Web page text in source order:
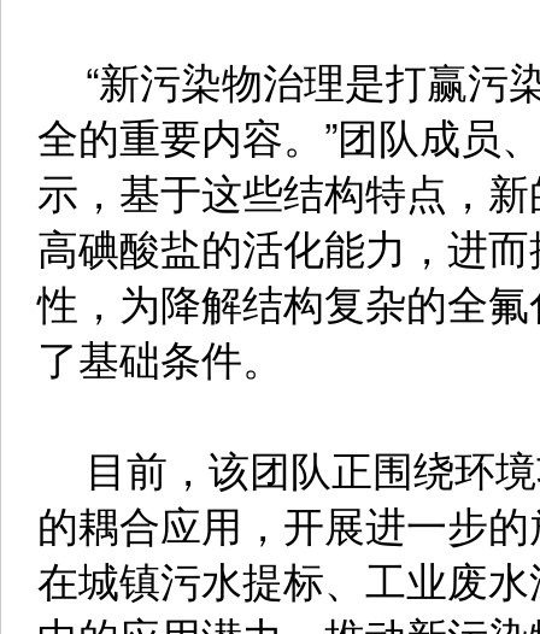
“新污染物治理是打赢污
全的重要内容。”团队成员
示，基于这些结构特点，
高碘酸盐的活化能力，进
性，为降解结构复杂的全
了基础条件。
目前，该团队正围绕环
的耦合应用，开展进一步
在城镇污水提标、工业废